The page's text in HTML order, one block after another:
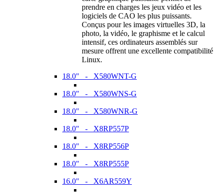
prendre en charges les jeux vidéo et les
logiciels de CAO les plus puissants.
Conçus pour les images virtuelles 3D, la
photo, la vidéo, le graphisme et le calcul
intensif, ces ordinateurs assemblés sur
mesure offrent une excellente compatibilité
Linux.
18.0" - X580WNT-G
18.0" - X580WNS-G
18.0" - X580WNR-G
18.0" - X8RP557P
18.0" - X8RP556P
18.0" - X8RP555P
16.0" - X6AR559Y